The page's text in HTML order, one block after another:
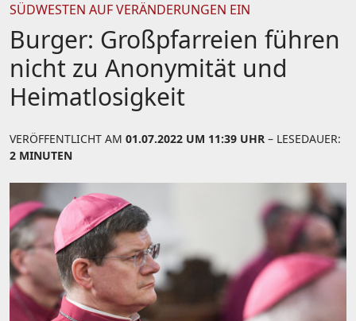
SÜDWESTEN AUF VERÄNDERUNGEN EIN
Burger: Großpfarreien führen
nicht zu Anonymität und
Heimatlosigkeit
VERÖFFENTLICHT AM 01.07.2022 UM 11:39 UHR – LESEDAUER:
2 MINUTEN